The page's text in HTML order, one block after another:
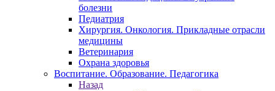
болезни
Педиатрия
Хирургия. Онкология. Прикладные отрасли
медицины
Ветеринария
Охрана здоровья
Воспитание. Образование. Педагогика
Назад